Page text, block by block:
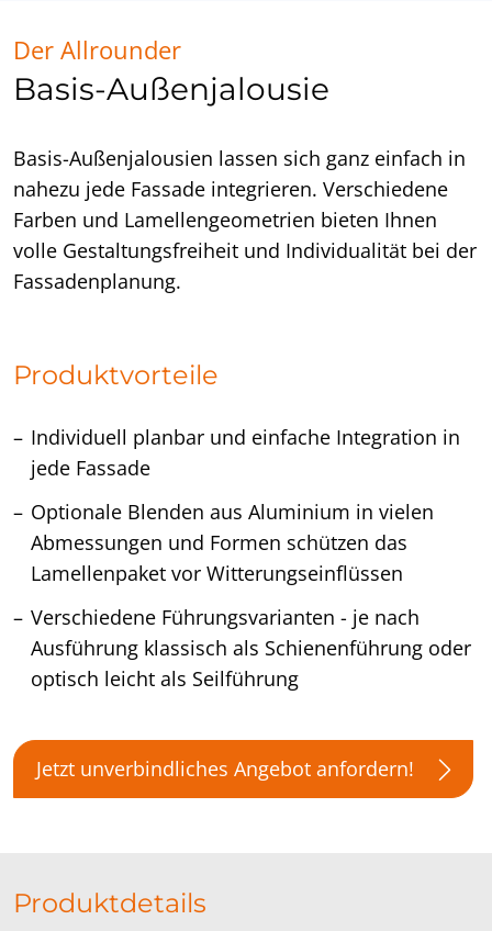
Der Allrounder
Basis-Außenjalousie
Basis-Außenjalousien lassen sich ganz einfach in
nahezu jede Fassade integrieren. Verschiedene
Farben und Lamellengeometrien bieten Ihnen
volle Gestaltungsfreiheit und Individualität bei der
Fassadenplanung.
Produktvorteile
Individuell planbar und einfache Integration in
jede Fassade
Optionale Blenden aus Aluminium in vielen
Abmessungen und Formen schützen das
Lamellenpaket vor Witterungseinflüssen
Verschiedene Führungsvarianten - je nach
Ausführung klassisch als Schienenführung oder
optisch leicht als Seilführung
Jetzt unverbindliches Angebot anfordern!
Produktdetails